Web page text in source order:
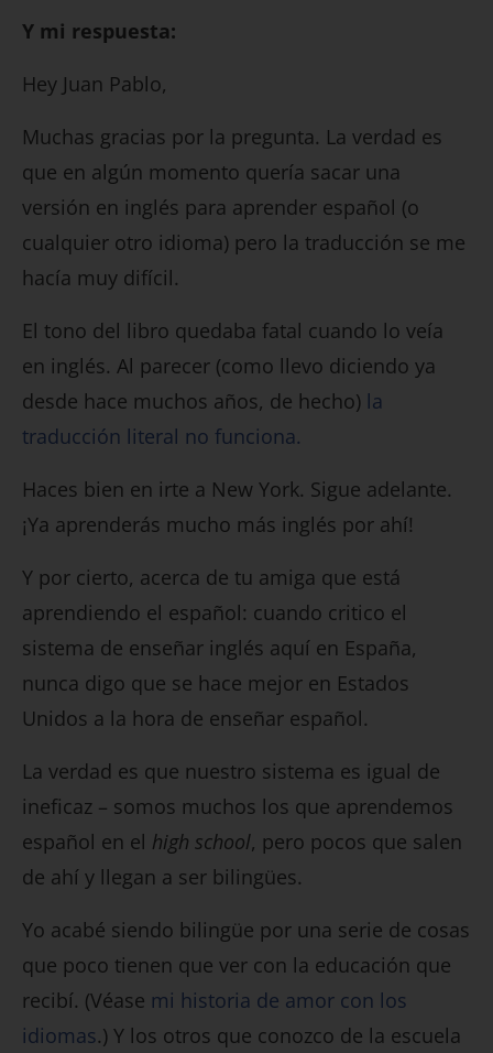
Y mi respuesta:
Hey Juan Pablo,
Muchas gracias por la pregunta. La verdad es
que en algún momento quería sacar una
versión en inglés para aprender español (o
cualquier otro idioma) pero la traducción se me
hacía muy difícil.
El tono del libro quedaba fatal cuando lo veía
en inglés. Al parecer (como llevo diciendo ya
desde hace muchos años, de hecho) la
traducción literal no funciona.
Haces bien en irte a New York. Sigue adelante.
¡Ya aprenderás mucho más inglés por ahí!
Y por cierto, acerca de tu amiga que está
aprendiendo el español: cuando critico el
sistema de enseñar inglés aquí en España,
nunca digo que se hace mejor en Estados
Unidos a la hora de enseñar español.
La verdad es que nuestro sistema es igual de
ineficaz – somos muchos los que aprendemos
español en el high school, pero pocos que salen
de ahí y llegan a ser bilingües.
Yo acabé siendo bilingüe por una serie de cosas
que poco tienen que ver con la educación que
recibí. (Véase mi historia de amor con los
idiomas.) Y los otros que conozco de la escuela